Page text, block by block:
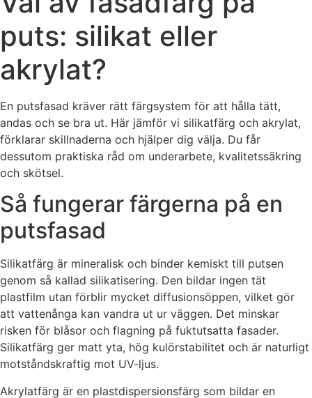
puts: silikat eller
akrylat?
En putsfasad kräver rätt färgsystem för att hålla tätt,
andas och se bra ut. Här jämför vi silikatfärg och akrylat,
förklarar skillnaderna och hjälper dig välja. Du får
dessutom praktiska råd om underarbete, kvalitetssäkring
och skötsel.
Så fungerar färgerna på en
putsfasad
Silikatfärg är mineralisk och binder kemiskt till putsen
genom så kallad silikatisering. Den bildar ingen tät
plastfilm utan förblir mycket diffusionsöppen, vilket gör
att vattenånga kan vandra ut ur väggen. Det minskar
risken för blåsor och flagning på fuktutsatta fasader.
Silikatfärg ger matt yta, hög kulörstabilitet och är naturligt
motståndskraftig mot UV-ljus.
Akrylatfärg är en plastdispersionsfärg som bildar en